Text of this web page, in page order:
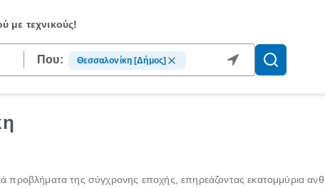
με τεχνικούς!
Που: Θεσσαλονίκη [Δήμος]
προβλήματα της σύγχρονης εποχής, επηρεάζοντας εκατομμύρια